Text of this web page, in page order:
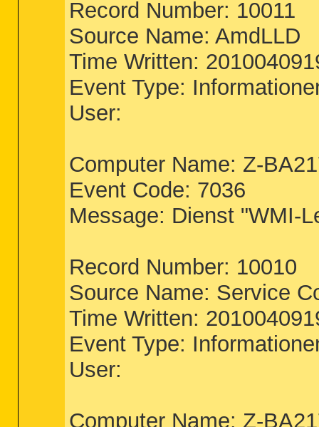
Record Number: 10011
Source Name: AmdLLD
Time Written:
Event Type:
User:
Computer Name: Z-
Event Code: 7036
Message: Dienst "WMI-
Record Number: 10010
Source Name: Service
Time Written:
Event Type:
User:
Computer Name: Z-